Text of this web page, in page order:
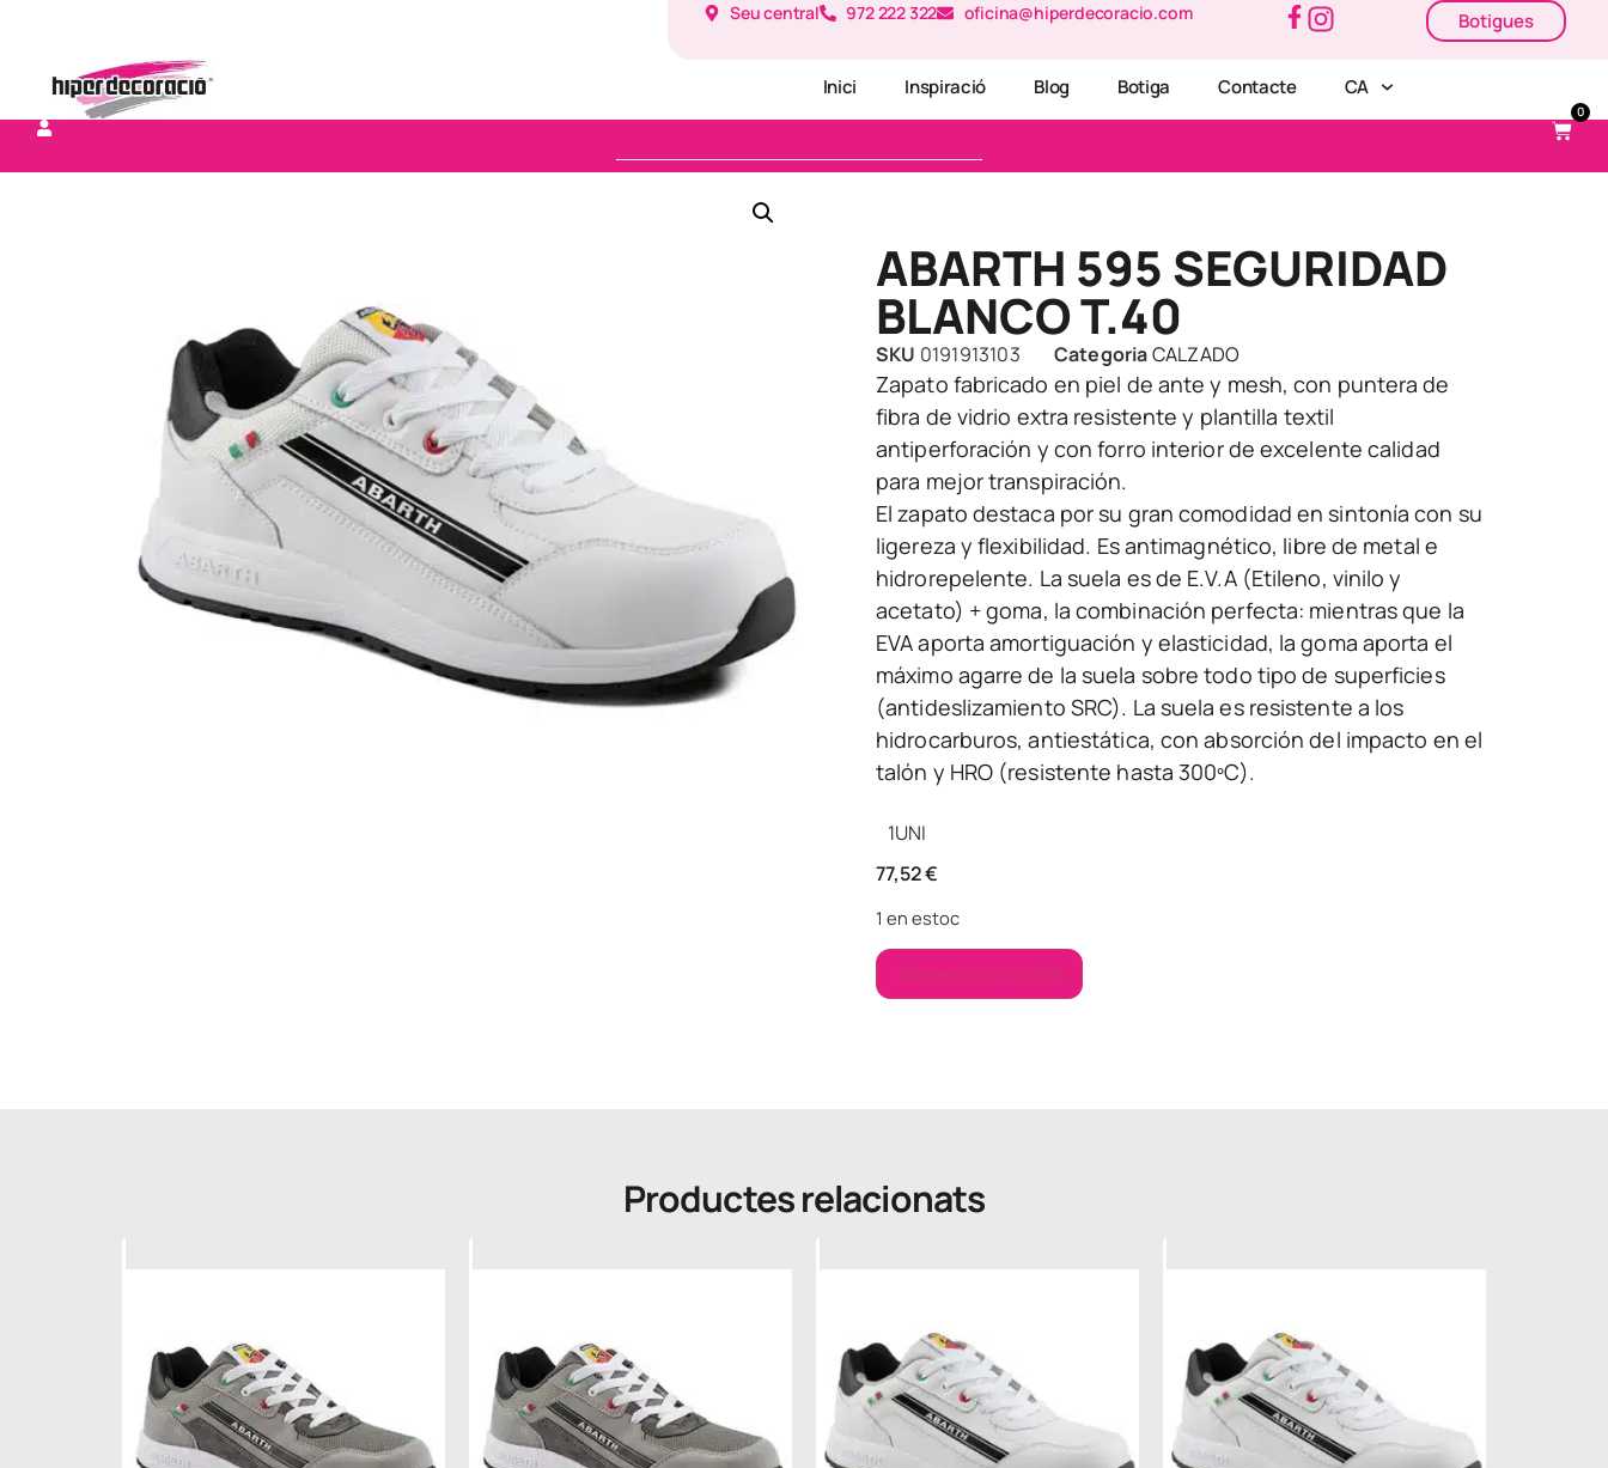
Seu central 972 222 322 oficina@hiperdecoracio.com Botigues
Inici Inspiració Blog Botiga Contacte CA
0
ABARTH 595 SEGURIDAD
BLANCO T.40
SKU 0191913103 CategoriaCALZADO
Zapato fabricado en piel de ante y mesh, con puntera de
fibra de vidrio extra resistente y plantilla textil
antiperforación y con forro interior de excelente calidad
para mejor transpiración.
El zapato destaca por su gran comodidad en sintonía con su
ligereza y flexibilidad. Es antimagnético, libre de metal e
hidrorepelente. La suela es de E.V.A (Etileno, vinilo y
acetato) + goma, la combinación perfecta: mientras que la
EVA aporta amortiguación y elasticidad, la goma aporta el
máximo agarre de la suela sobre todo tipo de superficies
(antideslizamiento SRC). La suela es resistente a los
hidrocarburos, antiestática, con absorción del impacto en el
talón y HRO (resistente hasta 300ºC).
1UNI
77,52€
1 en estoc
Afegeix a la cistella
Productes relacionats